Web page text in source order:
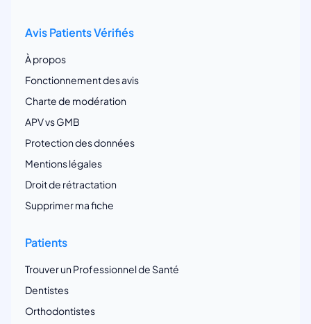
Avis Patients Vérifiés
À propos
Fonctionnement des avis
Charte de modération
APV vs GMB
Protection des données
Mentions légales
Droit de rétractation
Supprimer ma fiche
Patients
Trouver un Professionnel de Santé
Dentistes
Orthodontistes